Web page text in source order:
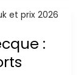
: